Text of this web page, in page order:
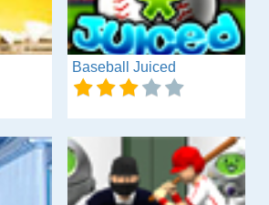
Baseball Juiced